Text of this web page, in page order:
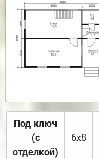
Под ключ
(с
отделкой)
6х8